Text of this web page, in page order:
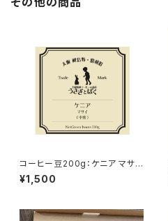
コーヒー豆200g：ケニア マサイ
(中煎)
¥1,500